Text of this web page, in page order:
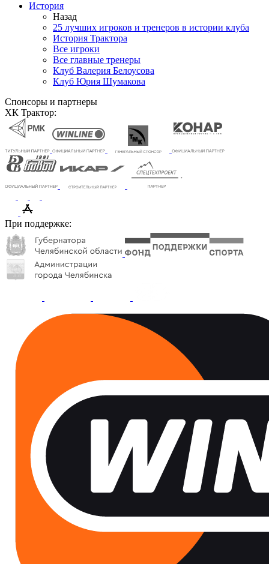
История
Назад
25 лучших игроков и тренеров в истории клуба
История Трактора
Все игроки
Все главные тренеры
Клуб Валерия Белоусова
Клуб Юрия Шумакова
Спонсоры и партнеры
ХК Трактор:
При поддержке: